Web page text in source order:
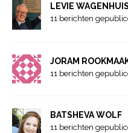
LEVIE WAGENHUIS
11 berichten
JORAM
11 berichten
BATSHEVA WOLF
11 berichten